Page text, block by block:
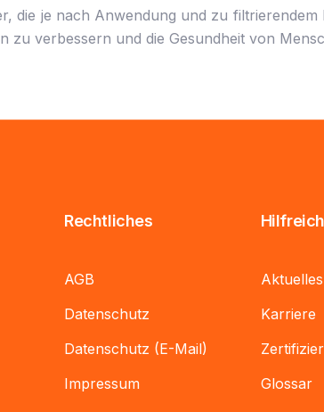
die je nach Anwendung und zu
zu verbessern und die Gesundheit von
Rechtliches
AGB
Datenschutz
Datenschutz (E-Mail)
Impressum
Aktuelles
Karriere
Glossar